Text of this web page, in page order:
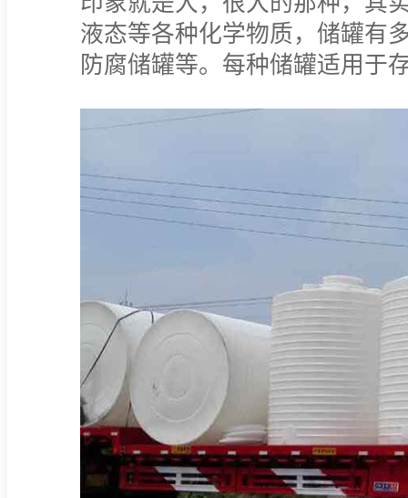
液态等各种化学物质，储罐有
防腐储罐等。每种储罐适用于